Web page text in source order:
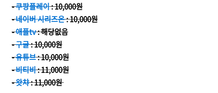
-쿠팡플레이:10,000원
-네이버 시리즈온: 10,000원
-애플tv:해당없음
-구글:10,000원
-유튜브: 10,000원
-비티비: 11,000원
-왓챠: 11,000원